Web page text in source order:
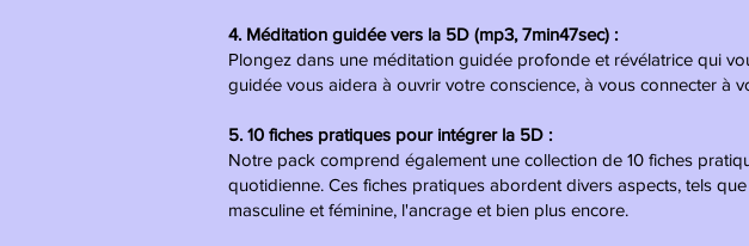
4. Méditation guidée vers la 5D (mp3, 7min47sec) :
Plongez dans une méditation guidée profonde et révélatrice qui
guidée vous aidera à ouvrir votre conscience, à vous connecter à
5. 10 fiches pratiques pour intégrer la 5D :
Notre pack comprend également une collection de 10 fiches
quotidienne. Ces fiches pratiques abordent divers aspects, tels
masculine et féminine, l'ancrage et bien plus encore.